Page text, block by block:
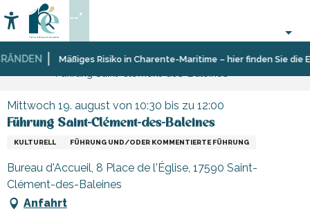
au
contenu
principal
Mäßiges Risiko in Charente-Maritime – hier finden Sie die
Accessibilité
Suche
--°
Startseite
Organisieren
und
Freizeit
Veranstaltungen,
Mittwoch 19. august von 10:30 bis zu 12:00
Führung Saint-Clément-des-Baleines
KULTURELL FÜHRUNG UND/ODER KOMMENTIERTE FÜHRUNG
Bureau d'Accueil, 8 Place de l'Église, 17590 Saint-
Clément-des-Baleines
Anfahrt